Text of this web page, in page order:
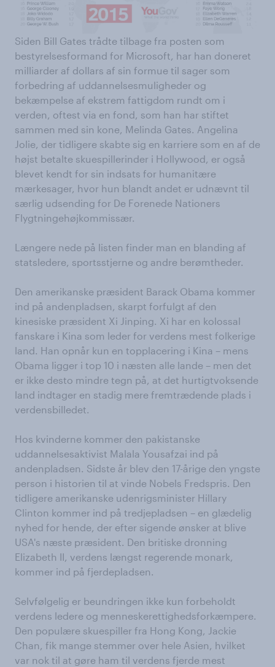
Siden Bill Gates trådte tilbage fra posten som
bestyrelsesformand for Microsoft, har han doneret
milliarder af dollars af sin formue til sager som
forbedring af uddannelsesmuligheder og
bekæmpelse af ekstrem fattigdom rundt om i
verden, oftest via en fond, som han har stiftet
sammen med sin kone, Melinda Gates. Angelina
Jolie, der tidligere skabte sig en karriere som en af de
højst betalte skuespillerinder i Hollywood, er også
blevet kendt for sin indsats for humanitære
mærkesager, hvor hun blandt andet er udnævnt til
særlig udsending for De Forenede Nationers
Flygtningehøjkommissær.
Længere nede på listen finder man en blanding af
statsledere, sportsstjerne og andre berømtheder.
Den amerikanske præsident Barack Obama kommer
ind på andenpladsen, skarpt forfulgt af den
kinesiske præsident Xi Jinping. Xi har en kolossal
fanskare i Kina som leder for verdens mest folkerige
land. Han opnår kun en topplacering i Kina – mens
Obama ligger i top 10 i næsten alle lande – men det
er ikke desto mindre tegn på, at det hurtigtvoksende
land indtager en stadig mere fremtrædende plads i
verdensbilledet.
Hos kvinderne kommer den pakistanske
uddannelsesaktivist Malala Yousafzai ind på
andenpladsen. Sidste år blev den 17-årige den yngste
person i historien til at vinde Nobels Fredspris. Den
tidligere amerikanske udenrigsminister Hillary
Clinton kommer ind på tredjepladsen – en glædelig
nyhed for hende, der efter sigende ønsker at blive
USA's næste præsident. Den britiske dronning
Elizabeth II, verdens længst regerende monark,
kommer ind på fjerdepladsen.
Selvfølgelig er beundringen ikke kun forbeholdt
verdens ledere og menneskerettighedsforkæmpere.
Den populære skuespiller fra Hong Kong, Jackie
Chan, fik mange stemmer over hele Asien, hvilket
var nok til at gøre ham til verdens fjerde mest